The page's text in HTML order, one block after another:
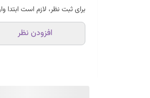
برای ثبت نظر، لازم است
افزودن نظر